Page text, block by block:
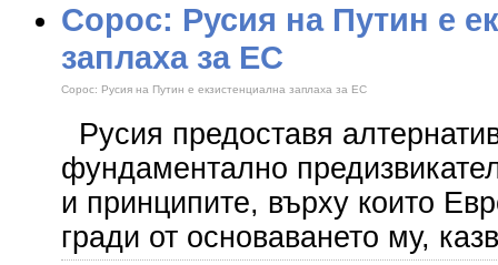
Сорос: Русия на Путин е
заплаха за ЕС
Сорос: Русия на Путин е екзистенциална заплаха за ЕС
Русия предоставя
фундаментално
и принципите, върху които
гради от основаването му,